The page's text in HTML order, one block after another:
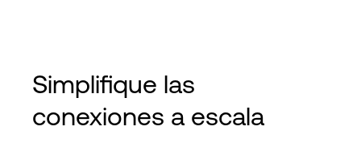
Simplifique las
conexiones a escala